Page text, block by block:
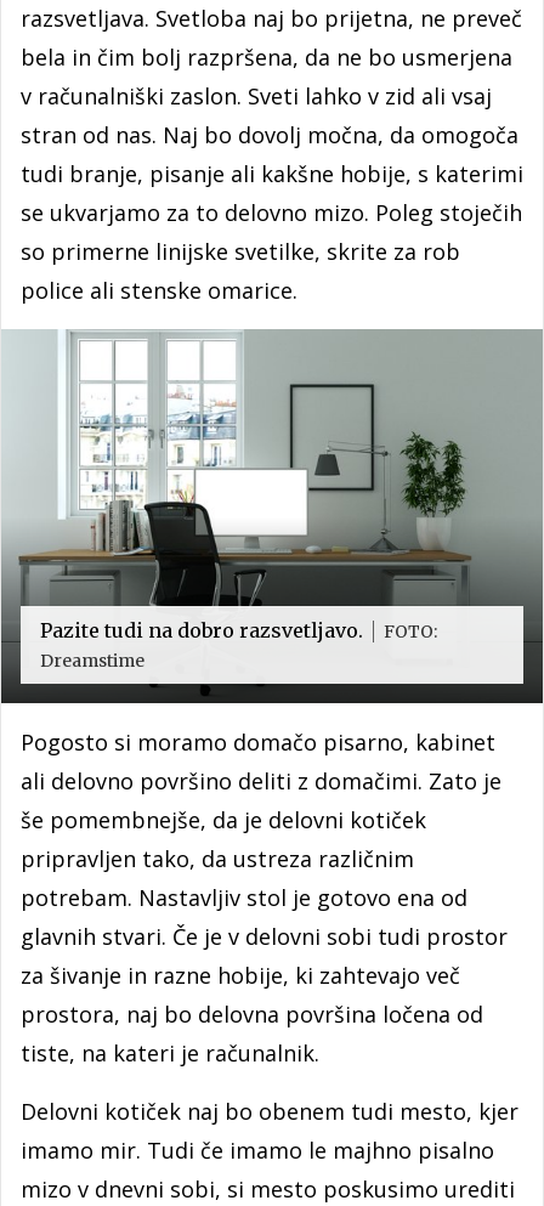
razsvetljava. Svetloba naj bo prijetna, ne preveč
bela in čim bolj razpršena, da ne bo usmerjena
v računalniški zaslon. Sveti lahko v zid ali vsaj
stran od nas. Naj bo dovolj močna, da omogoča
tudi branje, pisanje ali kakšne hobije, s katerimi
se ukvarjamo za to delovno mizo. Poleg stoječih
so primerne linijske svetilke, skrite za rob
police ali stenske omarice.
Pazite tudi na dobro razsvetljavo.
FOTO:
Dreamstime
Pogosto si moramo domačo pisarno, kabinet
ali delovno površino deliti z domačimi. Zato je
še pomembnejše, da je delovni kotiček
pripravljen tako, da ustreza različnim
potrebam. Nastavljiv stol je gotovo ena od
glavnih stvari. Če je v delovni sobi tudi prostor
za šivanje in razne hobije, ki zahtevajo več
prostora, naj bo delovna površina ločena od
tiste, na kateri je računalnik.
Delovni kotiček naj bo obenem tudi mesto, kjer
imamo mir. Tudi če imamo le majhno pisalno
mizo v dnevni sobi, si mesto poskusimo urediti